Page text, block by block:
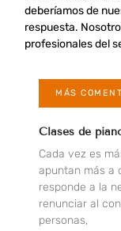
deberíamos de
respuesta.
profesionales del
MÁS
Clases de
Cada vez es
apuntan más a
responde a la
renunciar al
personas,